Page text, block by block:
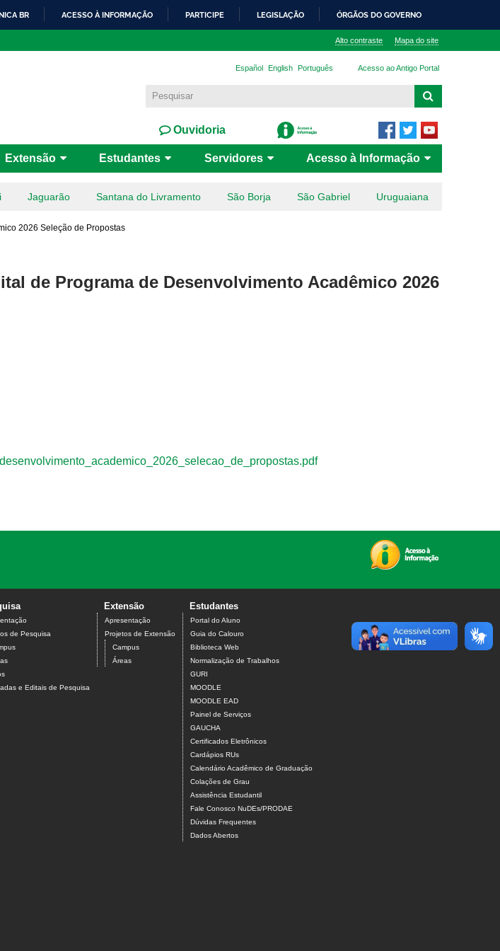
BR ACESSO À INFORMAÇÃO PARTICIPE LEGISLAÇÃO ÓRGÃOS DO GOVERNO
Alto contraste Mapa do site
Português
English
Español Acesso ao Antigo Portal
Ouvidoria
Extensão Estudantes Servidores Acesso à Informação
Jaguarão Santana do Livramento São Borja São Gabriel Uruguaiana
2026 Seleção de Propostas
de Programa de Desenvolvimento Acadêmico 2026
de Pesquisa
e Editais de Pesquisa
Extensão
Apresentação
Projetos de Extensão
Campus
Áreas
Estudantes
Portal do Aluno
Guia do Calouro
Biblioteca Web
Normalização de Trabalhos
GURI
MOODLE
MOODLE EAD
Painel de Serviços
GAUCHA
Certificados Eletrônicos
Cardápios RUs
Calendário Acadêmico de Graduação
Colações de Grau
Assistência Estudantil
Fale Conosco NuDEs/PRODAE
Dúvidas Frequentes
Dados Abertos